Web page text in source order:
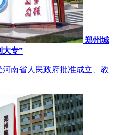
郑州城
大专”
南省人民政府批准成立、教